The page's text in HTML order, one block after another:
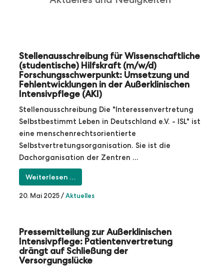
Stellenausschreibung für Wissenschaftliche
(studentische) Hilfskraft (m/w/d)
Forschungsschwerpunkt: Umsetzung und
Fehlentwicklungen in der Außerklinischen
Intensivpflege (AKI)
Stellenausschreibung Die "Interessenvertretung
Selbstbestimmt Leben in Deutschland e.V. - ISL" ist
eine menschenrechtsorientierte
Selbstvertretungsorganisation. Sie ist die
Dachorganisation der Zentren ...
Weiterlesen …
20. Mai 2025/Aktuelles
Pressemitteilung zur Außerklinischen
Intensivpflege: Patientenvertretung
drängt auf Schließung der
Versorgungslücke